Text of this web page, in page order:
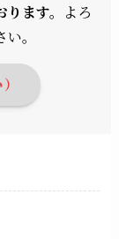
ます。
よろ
。